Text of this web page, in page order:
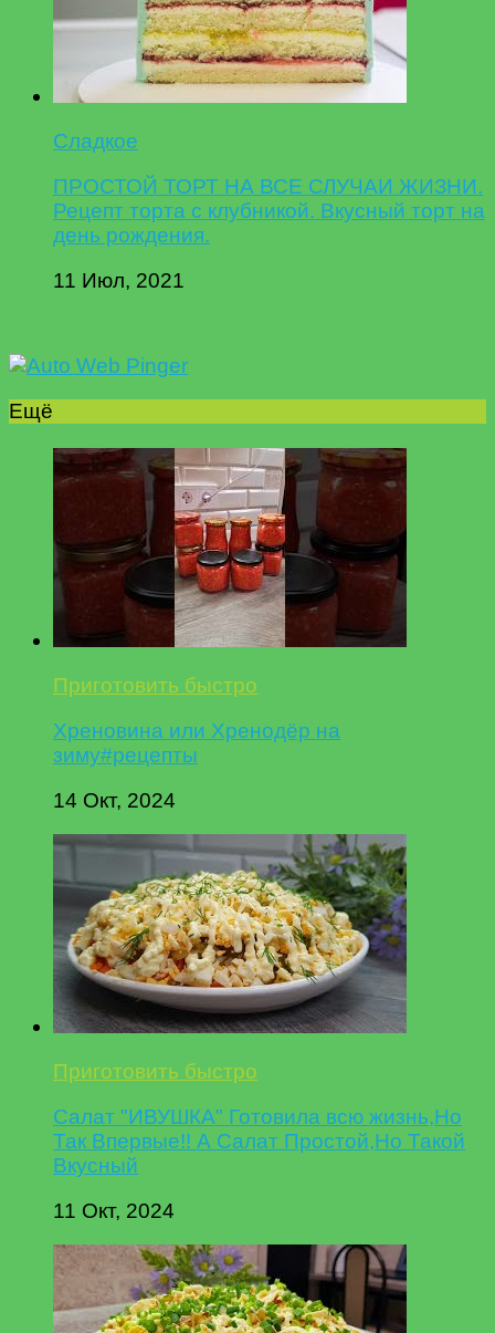
Сладкое
ПРОСТОЙ ТОРТ НА ВСЕ СЛУЧАИ ЖИЗНИ.
Рецепт торта с клубникой. Вкусный торт на
день рождения.
11 Июл, 2021
Ещё
Приготовить быстро
Хреновина или Хренодёр на
зиму#рецепты
14 Окт, 2024
Приготовить быстро
Салат "ИВУШКА" Готовила всю жизнь,Но
Так Впервые!! А Салат Простой,Но Такой
Вкусный
11 Окт, 2024